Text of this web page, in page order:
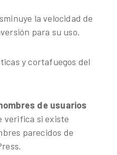
la velocidad de
para su uso.
y cortafuegos del
de usuarios
verifica si existe
parecidos de